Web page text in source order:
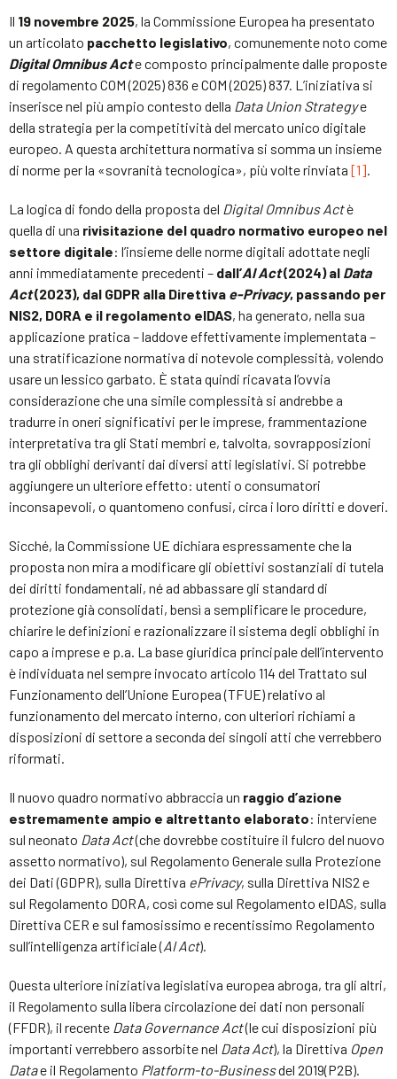
Il 19 novembre 2025, la Commissione Europea ha presentato
un articolato pacchetto legislativo, comunemente noto come
Digital Omnibus Acte composto principalmente dalle proposte
di regolamento COM (2025) 836 e COM (2025) 837. L’iniziativa si
inserisce nel più ampio contesto della Data Union Strategye
della strategia per la competitività del mercato unico digitale
europeo. A questa architettura normativa si somma un insieme
di norme per la «sovranità tecnologica», più volte rinviata [1]
La logica di fondo della proposta del Digital Omnibus Actè
quella di una rivisitazione del quadro normativo europeo nel
settore digitale: l’insieme delle norme digitali adottate negli
anni immediatamente precedenti – dall’AI Act(2024) al Data
Act(2023), dal GDPR alla Direttiva e-Privacy, passando per
NIS2, DORA e il regolamento eIDAS, ha generato, nella sua
applicazione pratica – laddove effettivamente implementata –
una stratificazione normativa di notevole complessità, volendo
usare un lessico garbato. È stata quindi ricavata l’ovvia
considerazione che una simile complessità si andrebbe a
tradurre in oneri significativi per le imprese, frammentazione
interpretativa tra gli Stati membri e, talvolta, sovrapposizioni
tra gli obblighi derivanti dai diversi atti legislativi. Si potrebbe
aggiungere un ulteriore effetto: utenti o consumatori
inconsapevoli, o quantomeno confusi, circa i loro diritti e doveri.
Sicché, la Commissione UE dichiara espressamente che la
proposta non mira a modificare gli obiettivi sostanziali di tutela
dei diritti fondamentali, né ad abbassare gli standard di
protezione già consolidati, bensì a semplificare le procedure,
chiarire le definizioni e razionalizzare il sistema degli obblighi in
capo a imprese e p.a. La base giuridica principale dell’intervento
è individuata nel sempre invocato articolo 114 del Trattato sul
Funzionamento dell’Unione Europea (TFUE) relativo al
funzionamento del mercato interno, con ulteriori richiami a
disposizioni di settore a seconda dei singoli atti che verrebbero
riformati.
Il nuovo quadro normativo abbraccia un raggio d’azione
estremamente ampio e altrettanto elaborato: interviene
sul neonato Data Act(che dovrebbe costituire il fulcro del nuovo
assetto normativo), sul Regolamento Generale sulla Protezione
dei Dati (GDPR), sulla Direttiva ePrivacy, sulla Direttiva NIS2 e
sul Regolamento DORA, così come sul Regolamento eIDAS, sulla
Direttiva CER e sul famosissimo e recentissimo Regolamento
sull’intelligenza artificiale (AI Act).
Questa ulteriore iniziativa legislativa europea abroga, tra gli altri,
il Regolamento sulla libera circolazione dei dati non personali
(FFDR), il recente Data Governance Act(le cui disposizioni più
importanti verrebbero assorbite nel Data Act), la Direttiva Open
Datae il Regolamento Platform-to-Businessdel 2019(P2B).